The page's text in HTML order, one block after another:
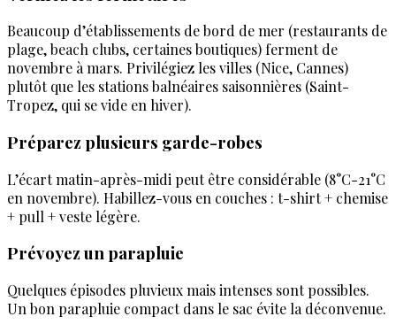
Beaucoup d’établissements de bord de mer (restaurants de
plage, beach clubs, certaines boutiques) ferment de
novembre à mars. Privilégiez les villes (Nice, Cannes)
plutôt que les stations balnéaires saisonnières (Saint-
Tropez, qui se vide en hiver).
Préparez plusieurs garde-robes
L’écart matin-après-midi peut être considérable (8°C-21°C
en novembre). Habillez-vous en couches : t-shirt + chemise
+ pull + veste légère.
Prévoyez un parapluie
Quelques épisodes pluvieux mais intenses sont possibles.
Un bon parapluie compact dans le sac évite la déconvenue.